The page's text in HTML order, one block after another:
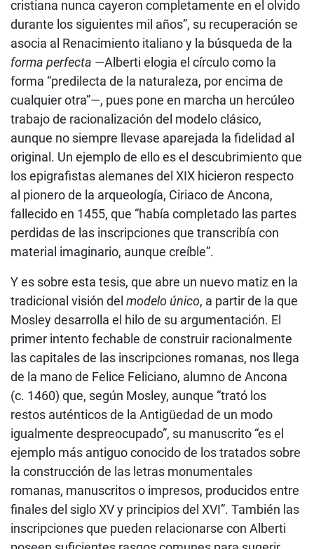
cristiana nunca cayeron completamente en el olvido
durante los siguientes mil años”, su recuperación se
asocia al Renacimiento italiano y la búsqueda de la
forma perfecta —Alberti elogia el círculo como la
forma “predilecta de la naturaleza, por encima de
cualquier otra”—, pues pone en marcha un hercúleo
trabajo de racionalización del modelo clásico,
aunque no siempre llevase aparejada la fidelidad al
original. Un ejemplo de ello es el descubrimiento que
los epigrafistas alemanes del XIX hicieron respecto
al pionero de la arqueología, Ciriaco de Ancona,
fallecido en 1455, que “había completado las partes
perdidas de las inscripciones que transcribía con
material imaginario, aunque creíble”.
Y es sobre esta tesis, que abre un nuevo matiz en la
tradicional visión del modelo único, a partir de la que
Mosley desarrolla el hilo de su argumentación. El
primer intento fechable de construir racionalmente
las capitales de las inscripciones romanas, nos llega
de la mano de Felice Feliciano, alumno de Ancona
(c. 1460) que, según Mosley, aunque “trató los
restos auténticos de la Antigüedad de un modo
igualmente despreocupado”, su manuscrito “es el
ejemplo más antiguo conocido de los tratados sobre
la construcción de las letras monumentales
romanas, manuscritos o impresos, producidos entre
finales del siglo XV y principios del XVI”. También las
inscripciones que pueden relacionarse con Alberti